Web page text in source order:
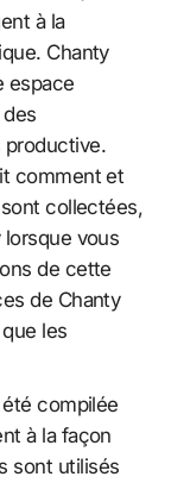
à la
Chanty
espace
productive.
comment et
collectées,
vous
de cette
de Chanty
les
compilée
à la façon
sont utilisés